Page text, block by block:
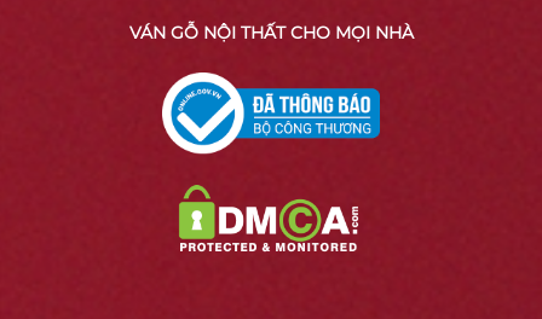
VÁN GỖ NỘI THẤT CHO MỌI NHÀ